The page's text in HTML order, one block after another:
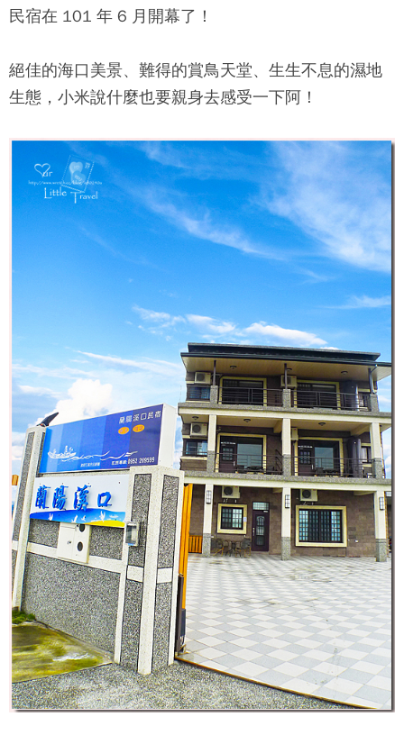
民宿在 101 年 6 月開幕了！
絕佳的海口美景、難得的賞鳥天堂、生生不息的濕地
生態，小米說什麼也要親身去感受一下阿！